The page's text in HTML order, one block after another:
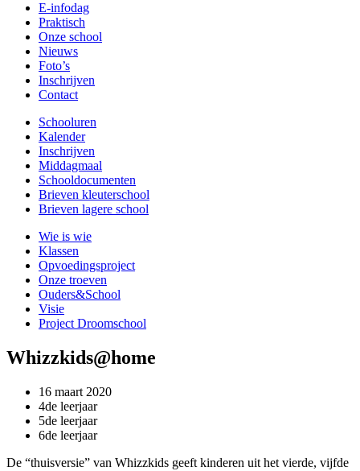
E-infodag
Praktisch
Onze school
Nieuws
Foto’s
Inschrijven
Contact
Schooluren
Kalender
Inschrijven
Middagmaal
Schooldocumenten
Brieven kleuterschool
Brieven lagere school
Wie is wie
Klassen
Opvoedingsproject
Onze troeven
Ouders&School
Visie
Project Droomschool
Whizzkids@home
16 maart 2020
4de leerjaar
5de leerjaar
6de leerjaar
De “thuisversie” van Whizzkids geeft kinderen uit het vierde, vijfde